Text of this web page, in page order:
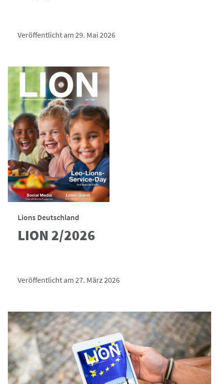
Veröffentlicht am 29. Mai 2026
Lions Deutschland
LION 2/2026
Veröffentlicht am 27. März 2026